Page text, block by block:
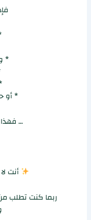
*
* أو
…
أنت
ربما كنت تطلب